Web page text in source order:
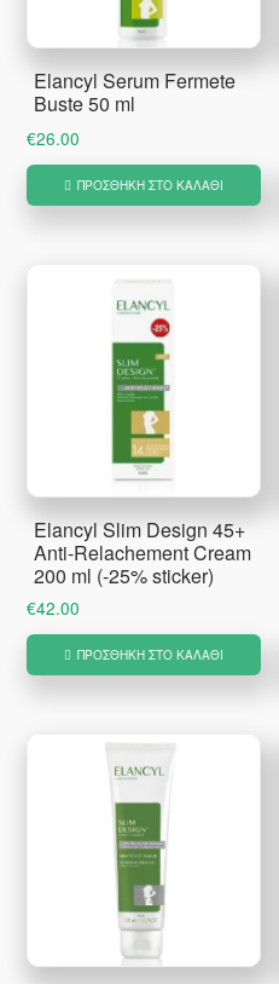
Elancyl Serum Fermete
Buste 50 ml
€26.00
ΠΡΟΣΘΉΚΗ ΣΤΟ ΚΑΛΆΘΙ
Elancyl Slim Design 45+
Anti-Relachement Cream
200 ml (-25% sticker)
€42.00
ΠΡΟΣΘΉΚΗ ΣΤΟ ΚΑΛΆΘΙ